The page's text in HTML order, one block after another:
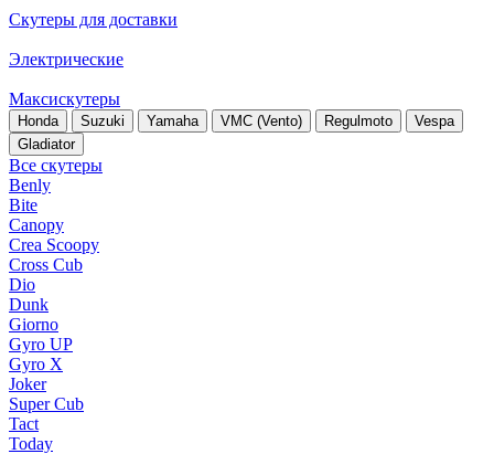
Скутеры для доставки
Электрические
Максискутеры
Honda Suzuki Yamaha VMC (Vento) Regulmoto
Vespa
Gladiator
Все скутеры
Benly
Bite
Canopy
Crea Scoopy
Cross Cub
Dio
Dunk
Giorno
Gyro UP
Gyro X
Joker
Super Cub
Tact
Today